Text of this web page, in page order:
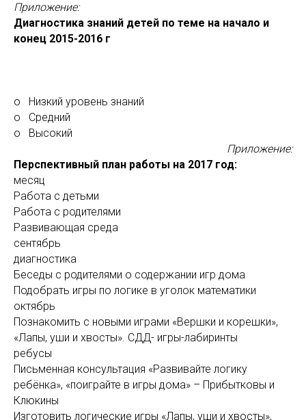
Приложение:
Диагностика знаний детей по теме на начало и
конец 2015-2016 г
o Низкий уровень знаний
o Средний
o Высокий
Приложение:
Перспективный план работы на 2017 год:
месяц
Работа с детьми
Работа с родителями
Развивающая среда
сентябрь
диагностика
Беседы с родителями о содержании игр дома
Подобрать игры по логике в уголок математики
октябрь
Познакомить с новыми играми «Вершки и корешки»,
«Лапы, уши и хвосты». СДД- игры-лабиринты
ребусы
Письменная консультация «Развивайте логику
ребёнка», «поиграйте в игры дома» – Прибытковы и
Клюкины
Изготовить логические игры «Лапы, уши и хвосты»,